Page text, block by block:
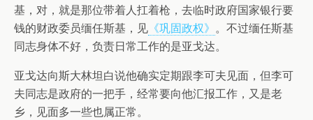
基，对，就是那位带着人扛着枪，去临时政府国家银行要
钱的财政委员缅任斯基，见 《巩固政权》 。不过缅任斯基
同志身体不好，负责日常工作的是亚戈达。
亚戈达向斯大林坦白说他确实定期跟李可夫见面，但李可
夫同志是政府的一把手，经常要向他汇报工作，又是老
乡，见面多一些也属正常。